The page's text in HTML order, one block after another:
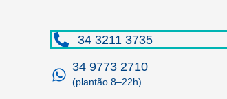
34 3211 3735
34 9773 2710
(plantão 8–22h)